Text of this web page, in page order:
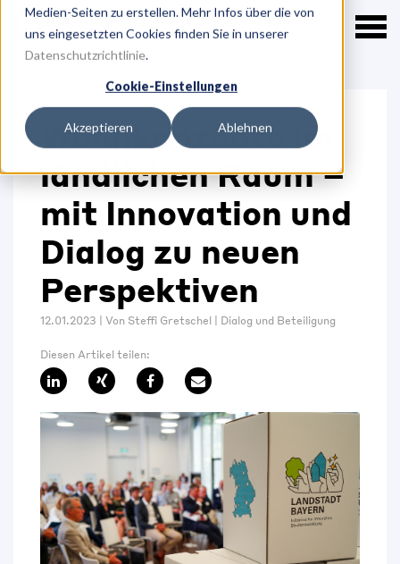
Medien-Seiten zu erstellen. Mehr Infos über die von
uns eingesetzten Cookies finden Sie in unserer
Datenschutzrichtlinie.
Cookie-Einstellungen
Akzeptieren Ablehnen
Wohnkonzepte im
ländlichen Raum –
mit Innovation und
Dialog zu neuen
Perspektiven
12.01.2023 Von Steffi Gretschel Dialog und Beteiligung
Diesen Artikel teilen: